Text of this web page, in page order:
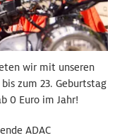
wir mit unseren
zum 23. Geburtstag
0 Euro im Jahr!
ADAC